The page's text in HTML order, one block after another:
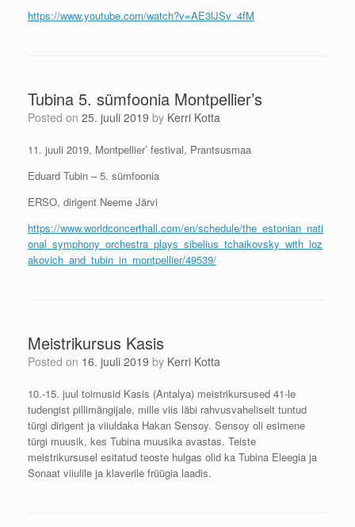
https://www.youtube.com/watch?v=AE3lJSv_4fM
Tubina 5. sümfoonia Montpellier’s
Posted on 25. juuli 2019 by Kerri Kotta
11. juuli 2019, Montpellier’ festival, Prantsusmaa
Eduard Tubin – 5. sümfoonia
ERSO, dirigent Neeme Järvi
https://www.worldconcerthall.com/en/schedule/the_estonian_nati
onal_symphony_orchestra_plays_sibelius_tchaikovsky_with_loz
akovich_and_tubin_in_montpellier/49539/
Meistrikursus Kasis
Posted on 16. juuli 2019 by Kerri Kotta
10.-15. juul toimusid Kasis (Antalya) meistrikursused 41-le
tudengist pillimängijale, mille viis läbi rahvusvaheliselt tuntud
türgi dirigent ja viiuldaka Hakan Sensoy. Sensoy oli esimene
türgi muusik, kes Tubina muusika avastas. Teiste
meistrikursusel esitatud teoste hulgas olid ka Tubina Eleegia ja
Sonaat viiulile ja klaverile früügia laadis.